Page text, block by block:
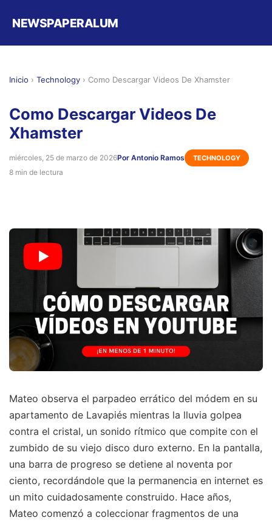
NEWSPAPERALUM
Inicio › Technology › Como Descargar Videos De Xhamster
Como Descargar Videos De
Xhamster
miércoles, 25 de marzo de 2026Por Antonio Ramos TECHNOLOGY
8 min de lectura
Mateo observa el parpadeo errático del módem en su
apartamento de Lavapiés mientras la lluvia golpea
contra el cristal, un sonido rítmico que compite con el
zumbido de su viejo disco duro externo. En la pantalla,
una barra de progreso se detiene al noventa por
ciento, recordándole que la permanencia en internet es
un mito cuidadosamente construido. Hace años,
Mateo comenzó a coleccionar fragmentos de una